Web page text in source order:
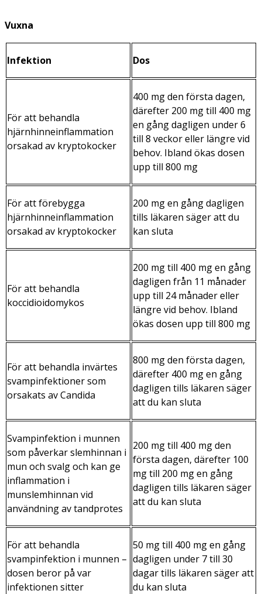
Vuxna
Infektion Dos
För att behandla
hjärnhinneinflammation
orsakad av kryptokocker
400 mg den första dagen,
därefter 200 mg till 400 mg
en gång dagligen under 6
till 8 veckor eller längre vid
behov. Ibland ökas dosen
upp till 800 mg
För att förebygga
hjärnhinneinflammation
orsakad av kryptokocker
200 mg en gång dagligen
tills läkaren säger att du
kan sluta
För att behandla
koccidioidomykos
200 mg till 400 mg en gång
dagligen från 11 månader
upp till 24 månader eller
längre vid behov. Ibland
ökas dosen upp till 800 mg
För att behandla invärtes
svampinfektioner som
orsakats avCandida
800 mg den första dagen,
därefter 400 mg en gång
dagligen tills läkaren säger
att du kan sluta
Svampinfektion i munnen
som påverkar slemhinnan i
mun och svalg och kan ge
inflammation i
munslemhinnan vid
användning av tandprotes
200 mg till 400 mg den
första dagen, därefter 100
mg till 200 mg en gång
dagligen tills läkaren säger
att du kan sluta
För att behandla
svampinfektion i munnen –
dosen beror på var
infektionen sitter
50 mg till 400 mg en gång
dagligen under 7 till 30
dagar tills läkaren säger att
du kan sluta